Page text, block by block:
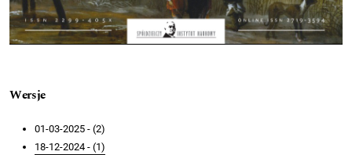
Wersje
01-03-2025 - (2)
18-12-2024 - (1)